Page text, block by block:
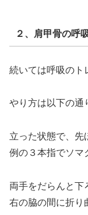
２、肩甲骨の呼
続いては呼吸のト
やり方は以下の通
立った状態で、先
例の３本指でソマ
両手をだらんと下
右の脇の間に折り